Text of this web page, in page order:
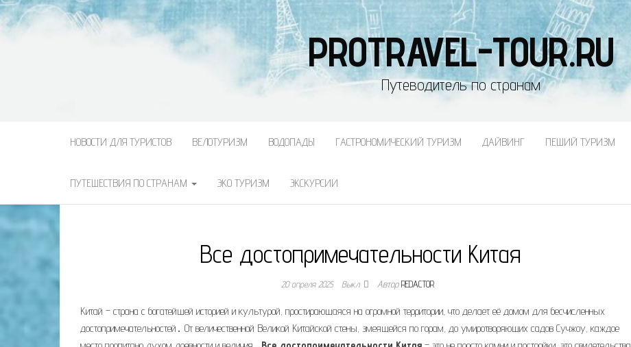
PROTRAVEL-TOUR.RU
Путеводитель по странам
НОВОСТИ ДЛЯ ТУРИСТОВ ВЕЛОТУРИЗМ ВОДОПАДЫ ГАСТРОНОМИЧЕСКИЙ ТУРИЗМ ДАЙВИНГ ПЕШИЙ ТУРИЗМ
ПУТЕШЕСТВИЯ ПО СТРАНАМ ЭКО ТУРИЗМ ЭКСКУРСИИ
Все достопримечательности Китая
20 апреля 2025 Выкл. АвторREDACTOR
Китай – страна с богатейшей историей и культурой, простирающаяся на огромной территории, что делает её домом для бесчисленных
достопримечательностей․ От величественной Великой Китайской стены, змеящейся по горам, до умиротворяющих садов Сучжоу, каждое